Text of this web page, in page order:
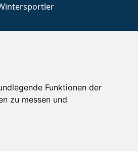
Funktionen der
zu messen und